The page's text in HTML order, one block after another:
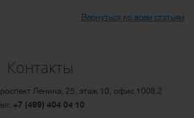
Вернуться ко всем статьям
Контакты
Ленина, 25, этаж 10, офис 1008.2
+7 (499) 404 04 10